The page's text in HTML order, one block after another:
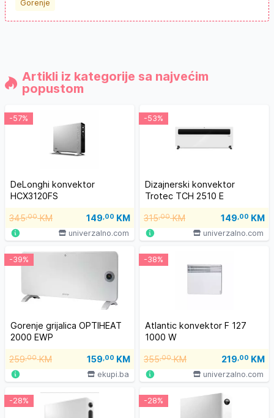
Gorenje
Artikli iz kategorije sa najvećim
popustom
DeLonghi konvektor
HCX3120FS
345,00KM 149,00 KM
univerzalno.com
-57%
Dizajnerski konvektor
Trotec TCH 2510 E
315,00KM 149,00 KM
univerzalno.com
-53%
Gorenje grijalica OPTIHEAT
2000 EWP
259,00KM 159,00 KM
ekupi.ba
-39%
Atlantic konvektor F 127
1000 W
355,00KM 219,00 KM
univerzalno.com
-38%
-28% -28%